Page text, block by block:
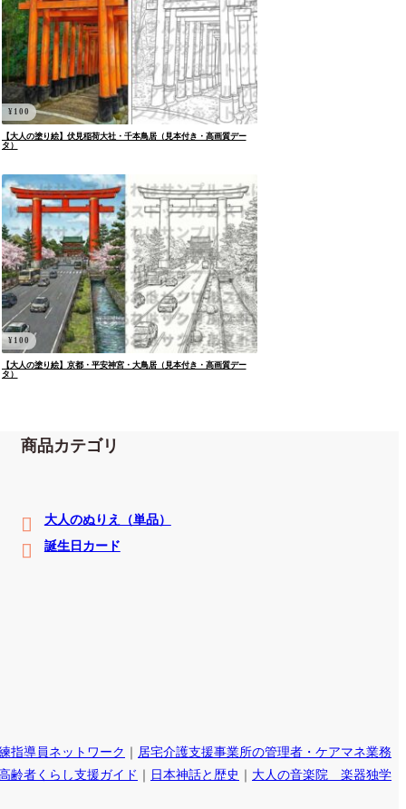
¥ 100
【大人の塗り絵】伏見稲荷大社・千本鳥居（見本付き・高画質デー
タ）
¥100
【大人の塗り絵】京都・平安神宮・大鳥居（見本付き・高画質デー
タ）
商品カテゴリ
大人のぬりえ（単品）
誕生日カード
指導員ネットワーク ｜ 居宅介護支援事業所の管理者・ケアマネ業務
齢者くらし支援ガイド ｜ 日本神話と歴史 ｜ 大人の音楽院 楽器独学